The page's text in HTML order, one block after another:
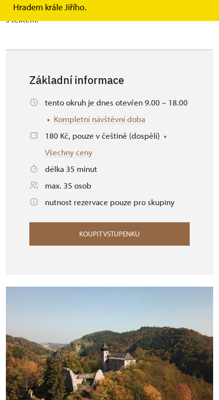
Hradem krále Jiřího.
věží. Prohlídka probíhá s průvodcem nebo bez průvodce
s textem.
Základní informace
tento okruh je dnes otevřen 9.00 – 18.00
Kompletní návštěvní doba
180 Kč, pouze v češtině (dospělí)
Všechny ceny
délka 35 minut
max. 35 osob
nutnost rezervace pouze pro skupiny
KOUPIT VSTUPENKU